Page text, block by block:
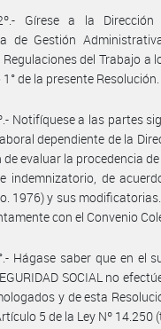
2º.- Gírese a la
de Gestión
Regulaciones del Trabajo
de la presente Resolución.
Notifíquese a las partes
dependiente de la
de evaluar la procedencia
indemnizatorio, de
1976) y sus
con el Convenio
Hágase saber que en el
SOCIAL no
y de esta
5 de la Ley Nº 14.250